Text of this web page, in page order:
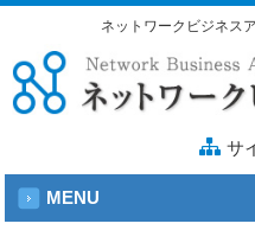
ネットワークビジネス
サ
MENU